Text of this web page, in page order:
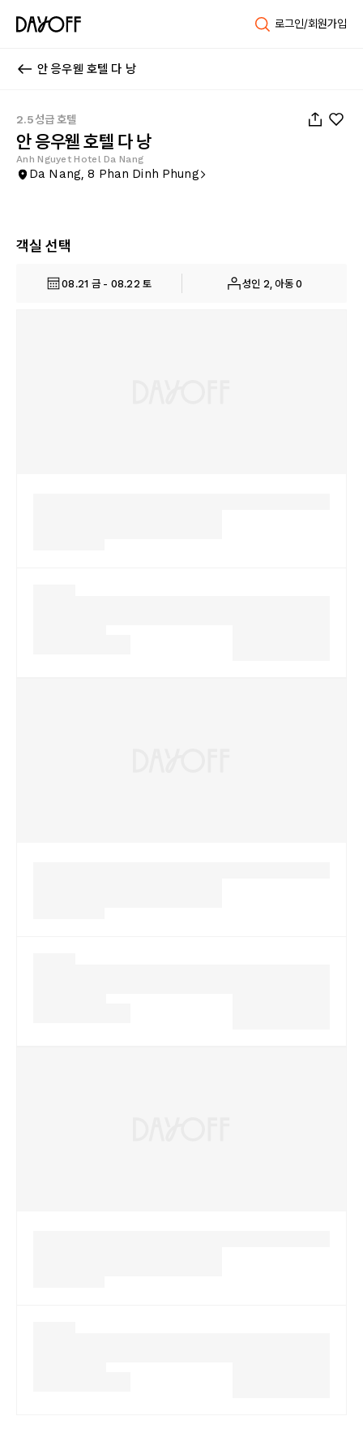
로그인/회원가입
안 응우웯 호텔 다 낭
2.5성급 호텔
안 응우웯 호텔 다 낭
Anh Nguyet Hotel Da Nang
Da Nang, 8 Phan Dinh Phung
객실 선택
08.21 금 - 08.22 토 성인 2, 아동 0